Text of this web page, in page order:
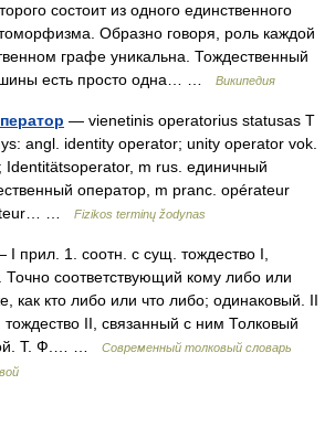
состоит из одного единственного
Образно говоря, роль каждой
графе уникальна. Тождественный
есть просто одна… …
Википедия
— vienetinis operatorius statusas T
angl. identity operator; unity operator vok.
Identitätsoperator, m rus. единичный
оператор, m pranc. opérateur
…
Fizikos terminų žodynas
I прил. 1. соотн. с сущ. тождество I,
соответствующий кому либо или
как кто либо или что либо; одинаковый. II
II, связанный с ним Толковый
Т. Ф.… …
Современный толковый словарь